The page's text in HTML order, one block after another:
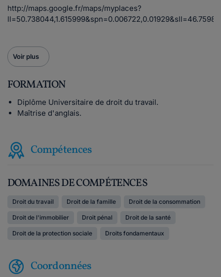
http://maps.google.fr/maps/myplaces?
Voir plus
FORMATION
Diplôme Universitaire de droit du travail.
Maîtrise d'anglais.
Compétences
DOMAINES DE COMPÉTENCES
Droit du travail Droit de la famille Droit de la consommation
Droit de l'immobilier Droit pénal Droit de la santé
Droit de la protection sociale Droits fondamentaux
Coordonnées